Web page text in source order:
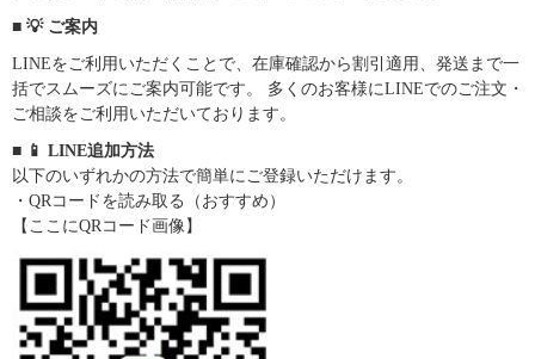
■ 💡 ご案内
LINEをご利用いただくことで、在庫確認から割引適用、発送まで一
括でスムーズにご案内可能です。 多くのお客様にLINEでのご注文・
ご相談をご利用いただいております。
■ 📱 LINE追加方法
以下のいずれかの方法で簡単にご登録いただけます。
・QRコードを読み取る（おすすめ）
【ここにQRコード画像】